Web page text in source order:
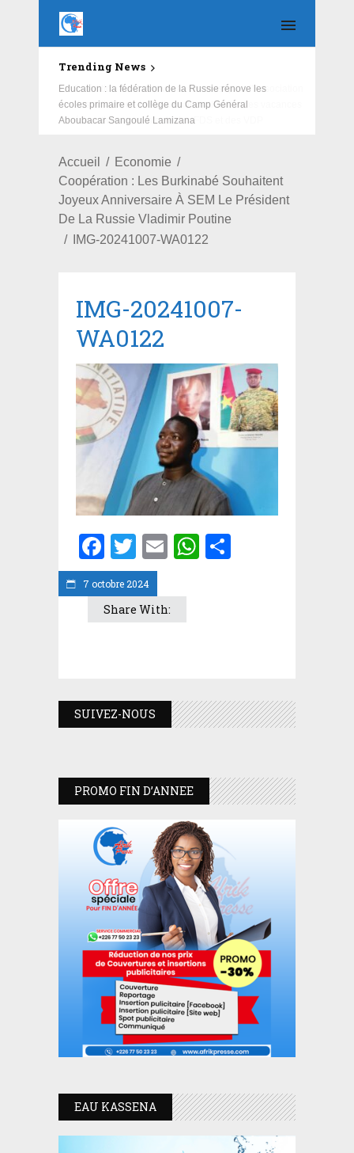
Trending News
Education : la fédération de la Russie rénove les
écoles primaire et collège du Camp Général
Aboubacar Sangoulé Lamizana
Accueil
Economie
Coopération : Les Burkinabé Souhaitent
Joyeux Anniversaire À SEM Le Président
De La Russie Vladimir Poutine
IMG-20241007-WA0122
7 octobre 2024
IMG-20241007-
WA0122
Facebook
Twitter
EmailWhatsApp
Share With:
SUIVEZ-NOUS
PROMO FIN D’ANNEE
EAU KASSENA